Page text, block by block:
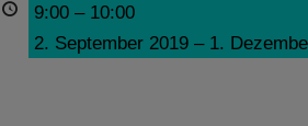
9:00 – 10:00
2. September 2019 – 1.